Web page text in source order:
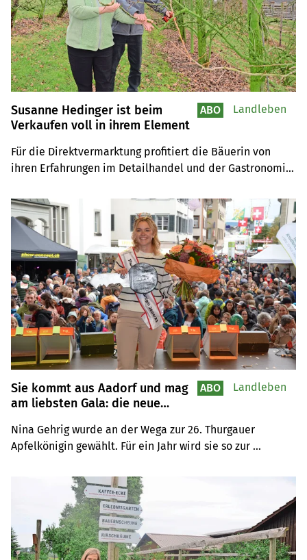
Susanne Hedinger ist beim
Verkaufen voll in ihrem Element
Für die Direktvermarktung profitiert die Bäuerin von
ihren Erfahrungen im Detailhandel und der Gastronomie.
Betriebe Zukunftschancen bestehen, wenn man
zusammenarbeitet.
ABO Landleben
Sie kommt aus Aadorf und mag
am liebsten Gala: die neue
Nina Gehrig wurde an der Wega zur 26. Thurgauer
Apfelkönigin gewählt. Für ein Jahr wird sie so zur
ABO Landleben